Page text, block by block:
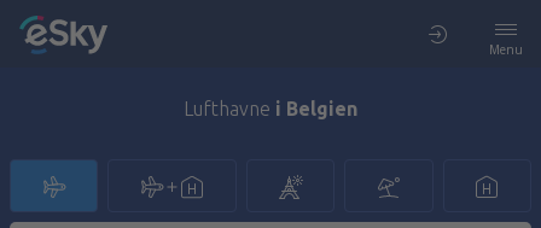
Menu
Lufthavne i Belgien